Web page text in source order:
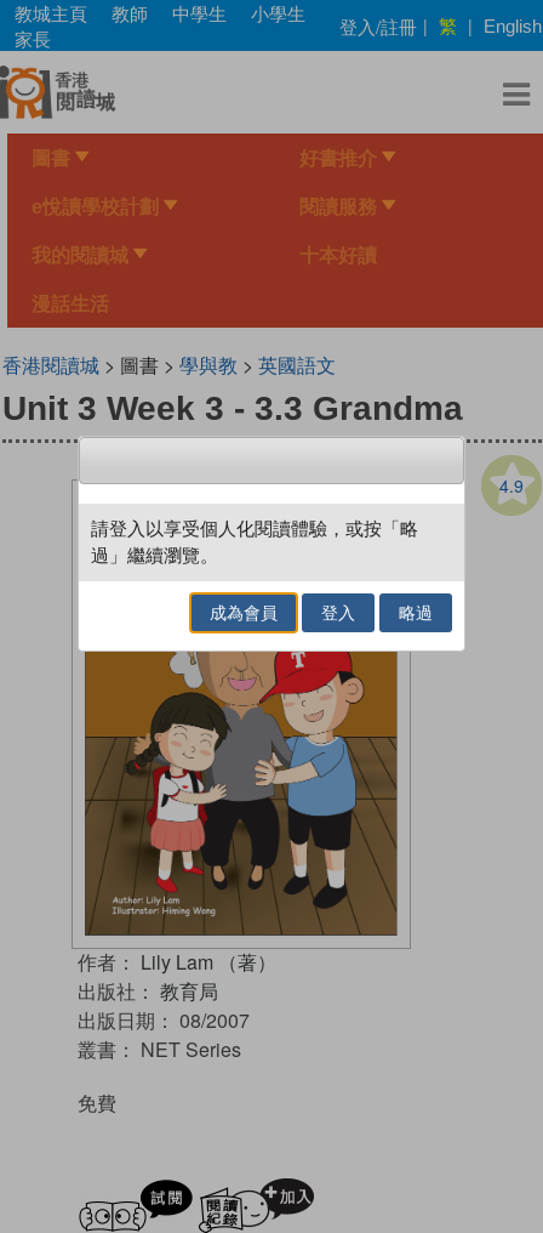
Skip
main
content
教城主頁 教師 中學生
小學生
家長
登入/註冊 | 繁 | English
圖書 好書推介
e悅讀學校計劃 閱讀服務
我的閱讀城 十本好讀
漫話生活
香港閱讀城> 圖書 > 學與教 > 英國語文
Unit 3 Week 3 - 3.3 Grandma
4.9
作者： Lily Lam （著）
出版社： 教育局
出版日期： 08/2007
叢書： NET Series
免費
試閲
請登入以享受個人化閱讀體驗，或按「略
過」繼續瀏覽。
成為會員 登入 略過